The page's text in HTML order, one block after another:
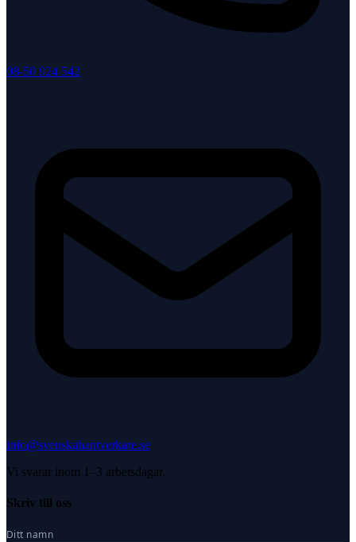
08-50 924 542
info@svenskahantverkare.se
Vi svarar inom 1–3 arbetsdagar.
Skriv till oss
Ditt namn